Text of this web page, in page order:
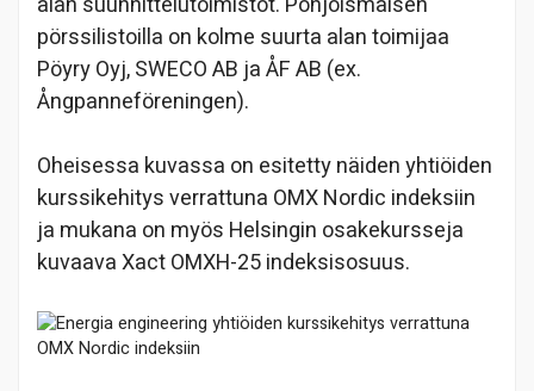
pörssilistoilla on kolme suurta alan toimijaa
Pöyry Oyj, SWECO AB ja ÅF AB (ex.
Ångpanneföreningen).
Oheisessa kuvassa on esitetty näiden yhtiöiden
kurssikehitys verrattuna OMX Nordic indeksiin
ja mukana on myös Helsingin osakekursseja
kuvaava Xact OMXH-25 indeksisosuus.